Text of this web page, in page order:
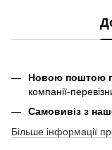
Новою поштою
компанії-
Самовивіз з
Більше інформації